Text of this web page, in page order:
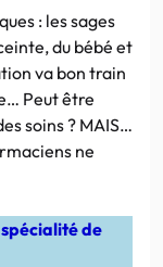
: les sages
du bébé et
va bon train
Peut être
soins ? MAIS…
ne
de